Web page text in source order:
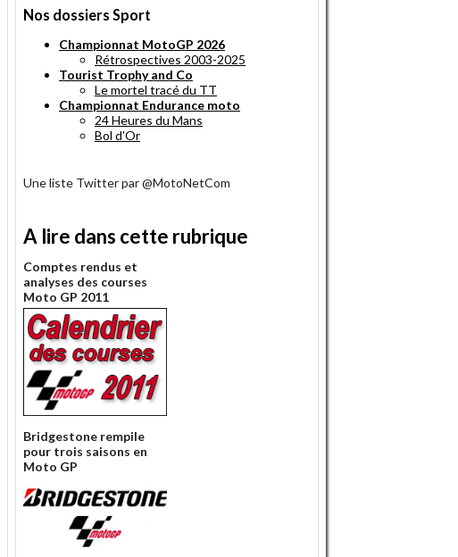
Nos dossiers Sport
Championnat MotoGP 2026
Rétrospectives 2003-2025
Tourist Trophy and Co
Le mortel tracé du TT
Championnat Endurance moto
24 Heures du Mans
Bol d'Or
Une liste Twitter par @MotoNetCom
A lire dans cette rubrique
Comptes rendus et
analyses des courses
Moto GP 2011
Bridgestone rempile
pour trois saisons en
Moto GP